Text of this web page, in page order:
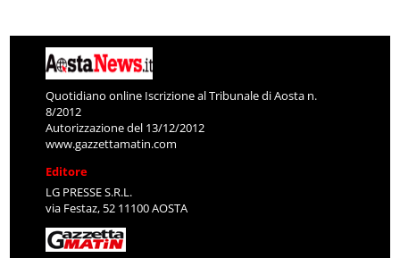
Quotidiano online Iscrizione al Tribunale di Aosta n.
8/2012
Autorizzazione del 13/12/2012
www.gazzettamatin.com
Editore
LG PRESSE S.R.L.
via Festaz, 52 11100 AOSTA